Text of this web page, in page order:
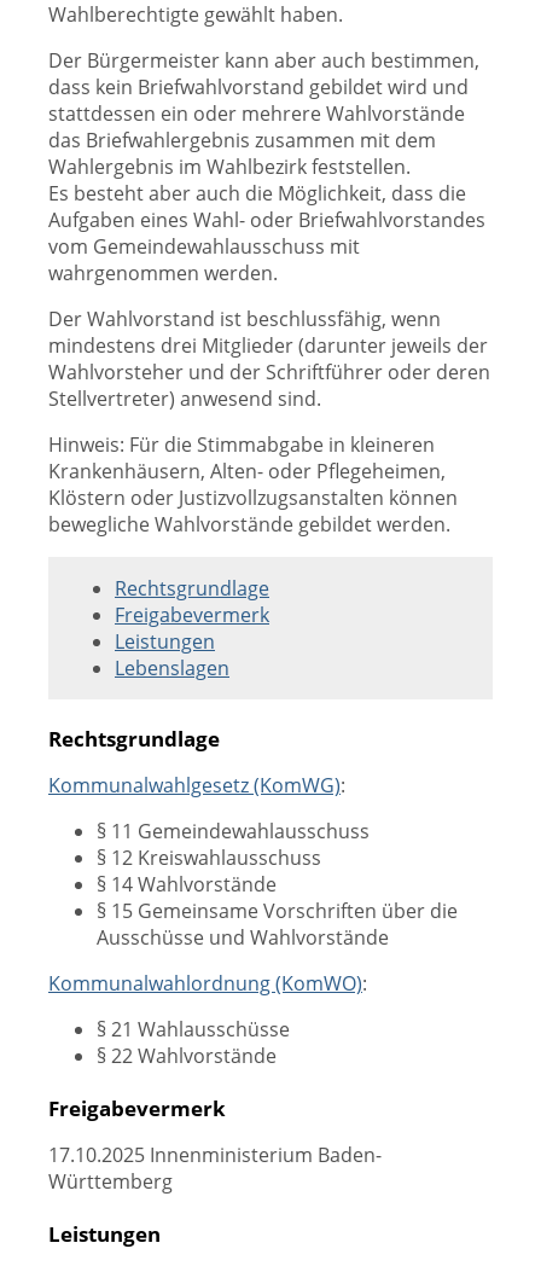
Wahlberechtigte gewählt haben.
Der Bürgermeister kann aber auch bestimmen,
dass kein Briefwahlvorstand gebildet wird und
stattdessen ein oder mehrere Wahlvorstände
das Briefwahlergebnis zusammen mit dem
Wahlergebnis im Wahlbezirk feststellen.
Es besteht aber auch die Möglichkeit, dass die
Aufgaben eines Wahl- oder Briefwahlvorstandes
vom Gemeindewahlausschuss mit
wahrgenommen werden.
Der Wahlvorstand ist beschlussfähig, wenn
mindestens drei Mitglieder (darunter jeweils der
Wahlvorsteher und der Schriftführer oder deren
Stellvertreter) anwesend sind.
Hinweis: Für die Stimmabgabe in kleineren
Krankenhäusern, Alten- oder Pflegeheimen,
Klöstern oder Justizvollzugsanstalten können
bewegliche Wahlvorstände gebildet werden.
Rechtsgrundlage
Freigabevermerk
Leistungen
Lebenslagen
Rechtsgrundlage
Kommunalwahlgesetz (KomWG):
§ 11 Gemeindewahlausschuss
§ 12 Kreiswahlausschuss
§ 14 Wahlvorstände
§ 15 Gemeinsame Vorschriften über die
Ausschüsse und Wahlvorstände
Kommunalwahlordnung (KomWO):
§ 21 Wahlausschüsse
§ 22 Wahlvorstände
Freigabevermerk
17.10.2025 Innenministerium Baden-
Württemberg
Leistungen